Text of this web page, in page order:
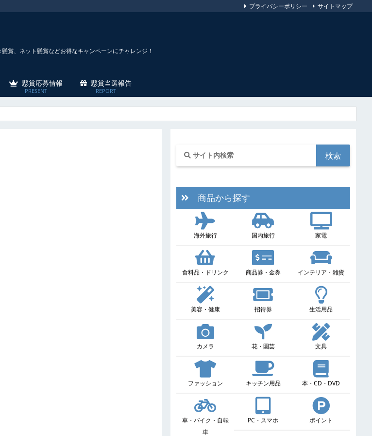
賞、ネット懸賞などお得なキャンペーンにチャレンジ！
懸賞応募情報 懸賞当選報告
プライバシーポリシー サイトマップ
商品から探す
海外旅行 国内旅行 家電
食料品・ドリンク 商品券・金券 インテリア・雑貨
美容・健康 招待券 生活用品
カメラ 花・園芸 文具
ファッション キッチン用品 本・CD・DVD
車・バイク・自転
車
PC・スマホ ポイント